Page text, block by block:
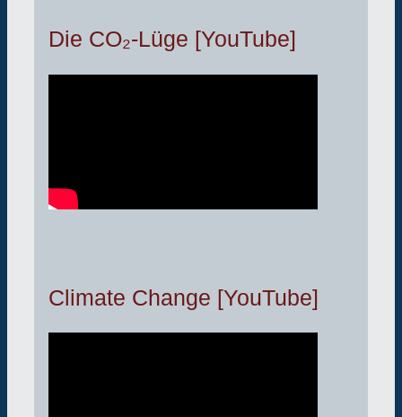
Die CO₂-Lüge [YouTube]
Climate Change [YouTube]